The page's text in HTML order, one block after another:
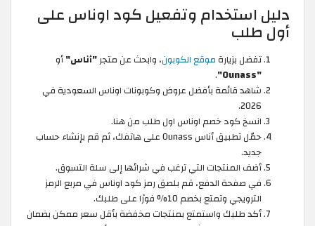
دليل استخدام وتفعيل كود اوناس على
أول طلب
تفضل بزيارة موقع الكوبون، وابحث عن متجر"أناس"أو
"Ounass"
.
شاهد قائمة بأفضل عروض وكوبونات اوناس السعودية في
2026.
انسخ كود خصم اوناس اول طلب من هنا.
حمّل تطبيق أناس Ounass على هاتفك، ثم قم بإنشاء حساب
جديد.
أضف المنتجات التي ترغب في شرائها إلى سلة التسوق.
في صفحة الدفع، قم بلصق رمز كود اوناس في مربع الرمز
الترويجي وتمتع بخصم 10% فورًا على طلبك.
أكد طلبك واستمتع بمنتجات مخفضة بأقل سعر ممكن بضمان